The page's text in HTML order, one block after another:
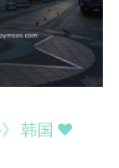
》 韩国 ♥